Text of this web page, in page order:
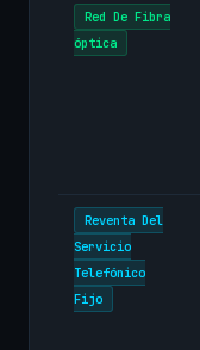
Red De Fibra
óptica
Reventa Del
Servicio
Telefónico
Fijo